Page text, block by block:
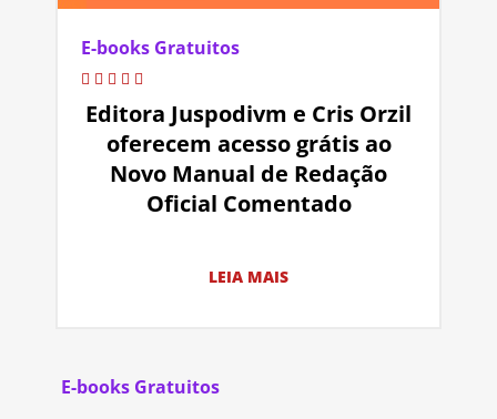
E-books Gratuitos
Editora Juspodivm e Cris Orzil
oferecem acesso grátis ao
Novo Manual de Redação
Oficial Comentado
LEIA MAIS
E-books Gratuitos